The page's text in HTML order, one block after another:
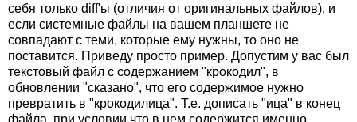
себя только diff'ы (отличия от оригинальных файлов), и
если системные файлы на вашем планшете не
совпадают с теми, которые ему нужны, то оно не
поставится. Приведу просто пример. Допустим у вас был
текстовый файл с содержанием "крокодил", в
обновлении "сказано", что его содержимое нужно
превратить в "крокодилица". Т.е. дописать "ица" в конец
файла, при условии что в нем содержится именно